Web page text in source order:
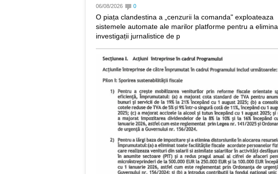
06/08/2026 0
O piața clandestina a „cenzurii la comanda" exploateaza
sistemele automate ale marilor platforme pentru a elimina
investigații jurnalistice de p